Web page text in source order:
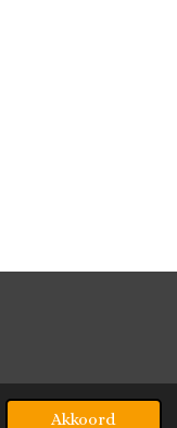
Akkoord